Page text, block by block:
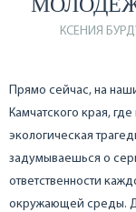
КСЕНИЯ
Прямо сейчас, на
Камчатского края,
экологическая
задумываешься о
ответственности
окружающей среды.